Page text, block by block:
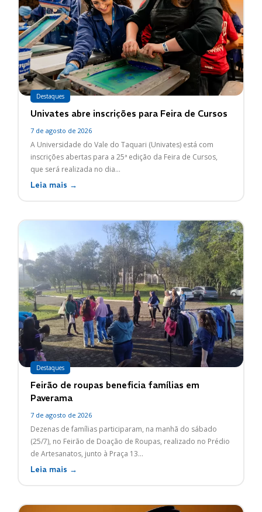
Destaques
Univates abre inscrições para Feira de Cursos
7 de agosto de 2026
A Universidade do Vale do Taquari (Univates) está com
inscrições abertas para a 25ª edição da Feira de Cursos,
que será realizada no dia...
Leia mais →
Destaques
Feirão de roupas beneficia famílias em
Paverama
7 de agosto de 2026
Dezenas de famílias participaram, na manhã do sábado
(25/7), no Feirão de Doação de Roupas, realizado no Prédio
de Artesanatos, junto à Praça 13...
Leia mais →